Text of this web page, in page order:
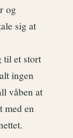
og
sig at
til et stort
ingen
våben at
med en